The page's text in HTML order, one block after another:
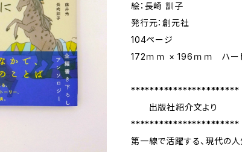
絵：長崎 訓子
発行元：創元社
104ページ
172ｍｍ × 196ｍｍ ハー
***********************
出版社紹介文より
***********************
第一線で活躍する、現代の